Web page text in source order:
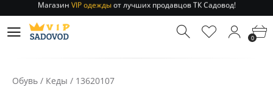
Отправление заказа 1-3 дня по РФ и МСК!
Магазин
от лучших продавцов ТК Садовод!
0
Обувь / Кеды / 13620107